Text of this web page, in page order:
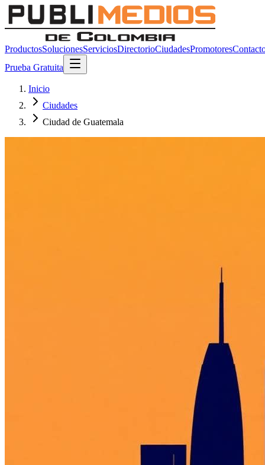
ProductosSolucionesServiciosDirectorioCiudadesPromotores
Prueba Gratuita
Inicio
Ciudades
Ciudad de Guatemala